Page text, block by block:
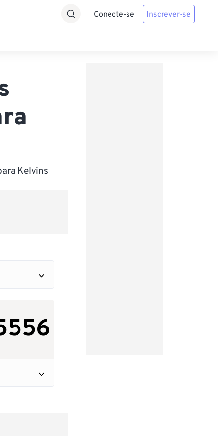
Conecte-se Inscrever-se
Kelvins